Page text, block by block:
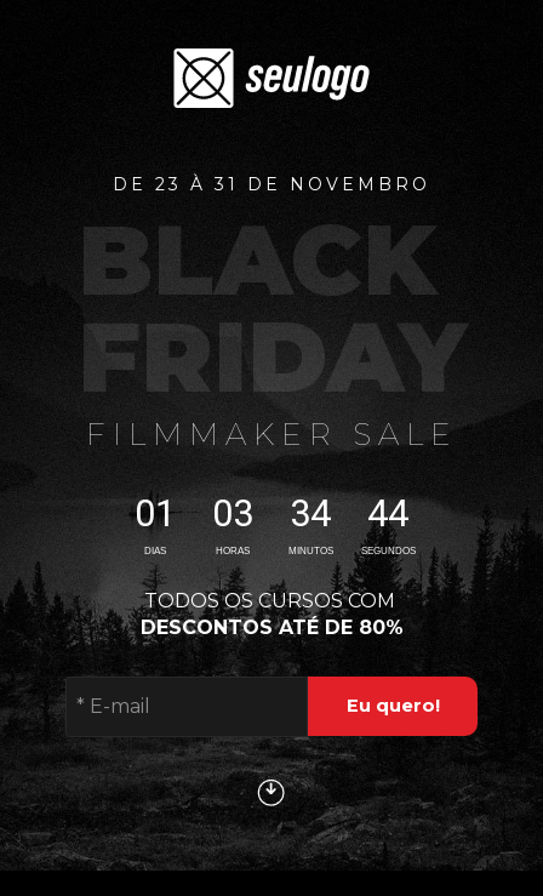
BLACK
FRIDAY
FILMMAKER SALE
DE 23 À 31 DE NOVEMBRO
DIAS HORAS MINUTOS SEGUNDOS
01 03 34 43
Eu quero!
DESCONTOS ATÉ DE 80%